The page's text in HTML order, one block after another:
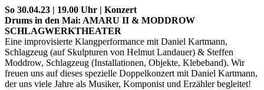
So 30.04.23 | 19.00 Uhr | Konzert
Drums in den Mai: AMARU II & MODDROW
SCHLAGWERKTHEATER
Eine improvisierte Klangperformance mit Daniel Kartmann,
Schlagzeug (auf Skulpturen von Helmut Landauer) & Steffen
Moddrow, Schlagzeug (Installationen, Objekte, Klebeband). Wir
freuen uns auf dieses spezielle Doppelkonzert mit Daniel Kartmann,
der uns viele Jahre als Musiker, Komponist und Erzähler begleitet!